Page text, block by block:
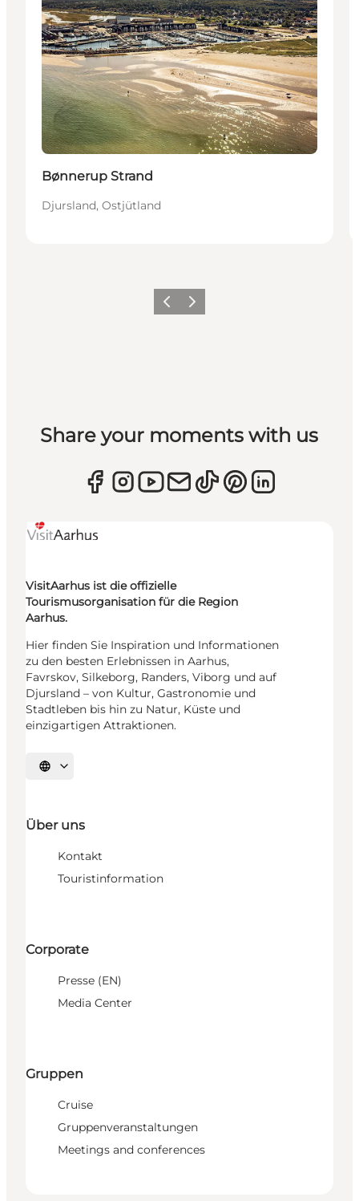
Bønnerup Strand
Djursland, Ostjütland
ZurückWeiter
Share your moments with us
VisitAarhus ist die offizielle
Tourismusorganisation für die Region
Aarhus.
Hier finden Sie Inspiration und Informationen
zu den besten Erlebnissen in Aarhus,
Favrskov, Silkeborg, Randers, Viborg und auf
Djursland – von Kultur, Gastronomie und
Stadtleben bis hin zu Natur, Küste und
einzigartigen Attraktionen.
Sprache auswählen
Über uns
Kontakt
Touristinformation
Corporate
Presse (EN)
Media Center
Gruppen
Cruise
Gruppenveranstaltungen
Meetings and conferences